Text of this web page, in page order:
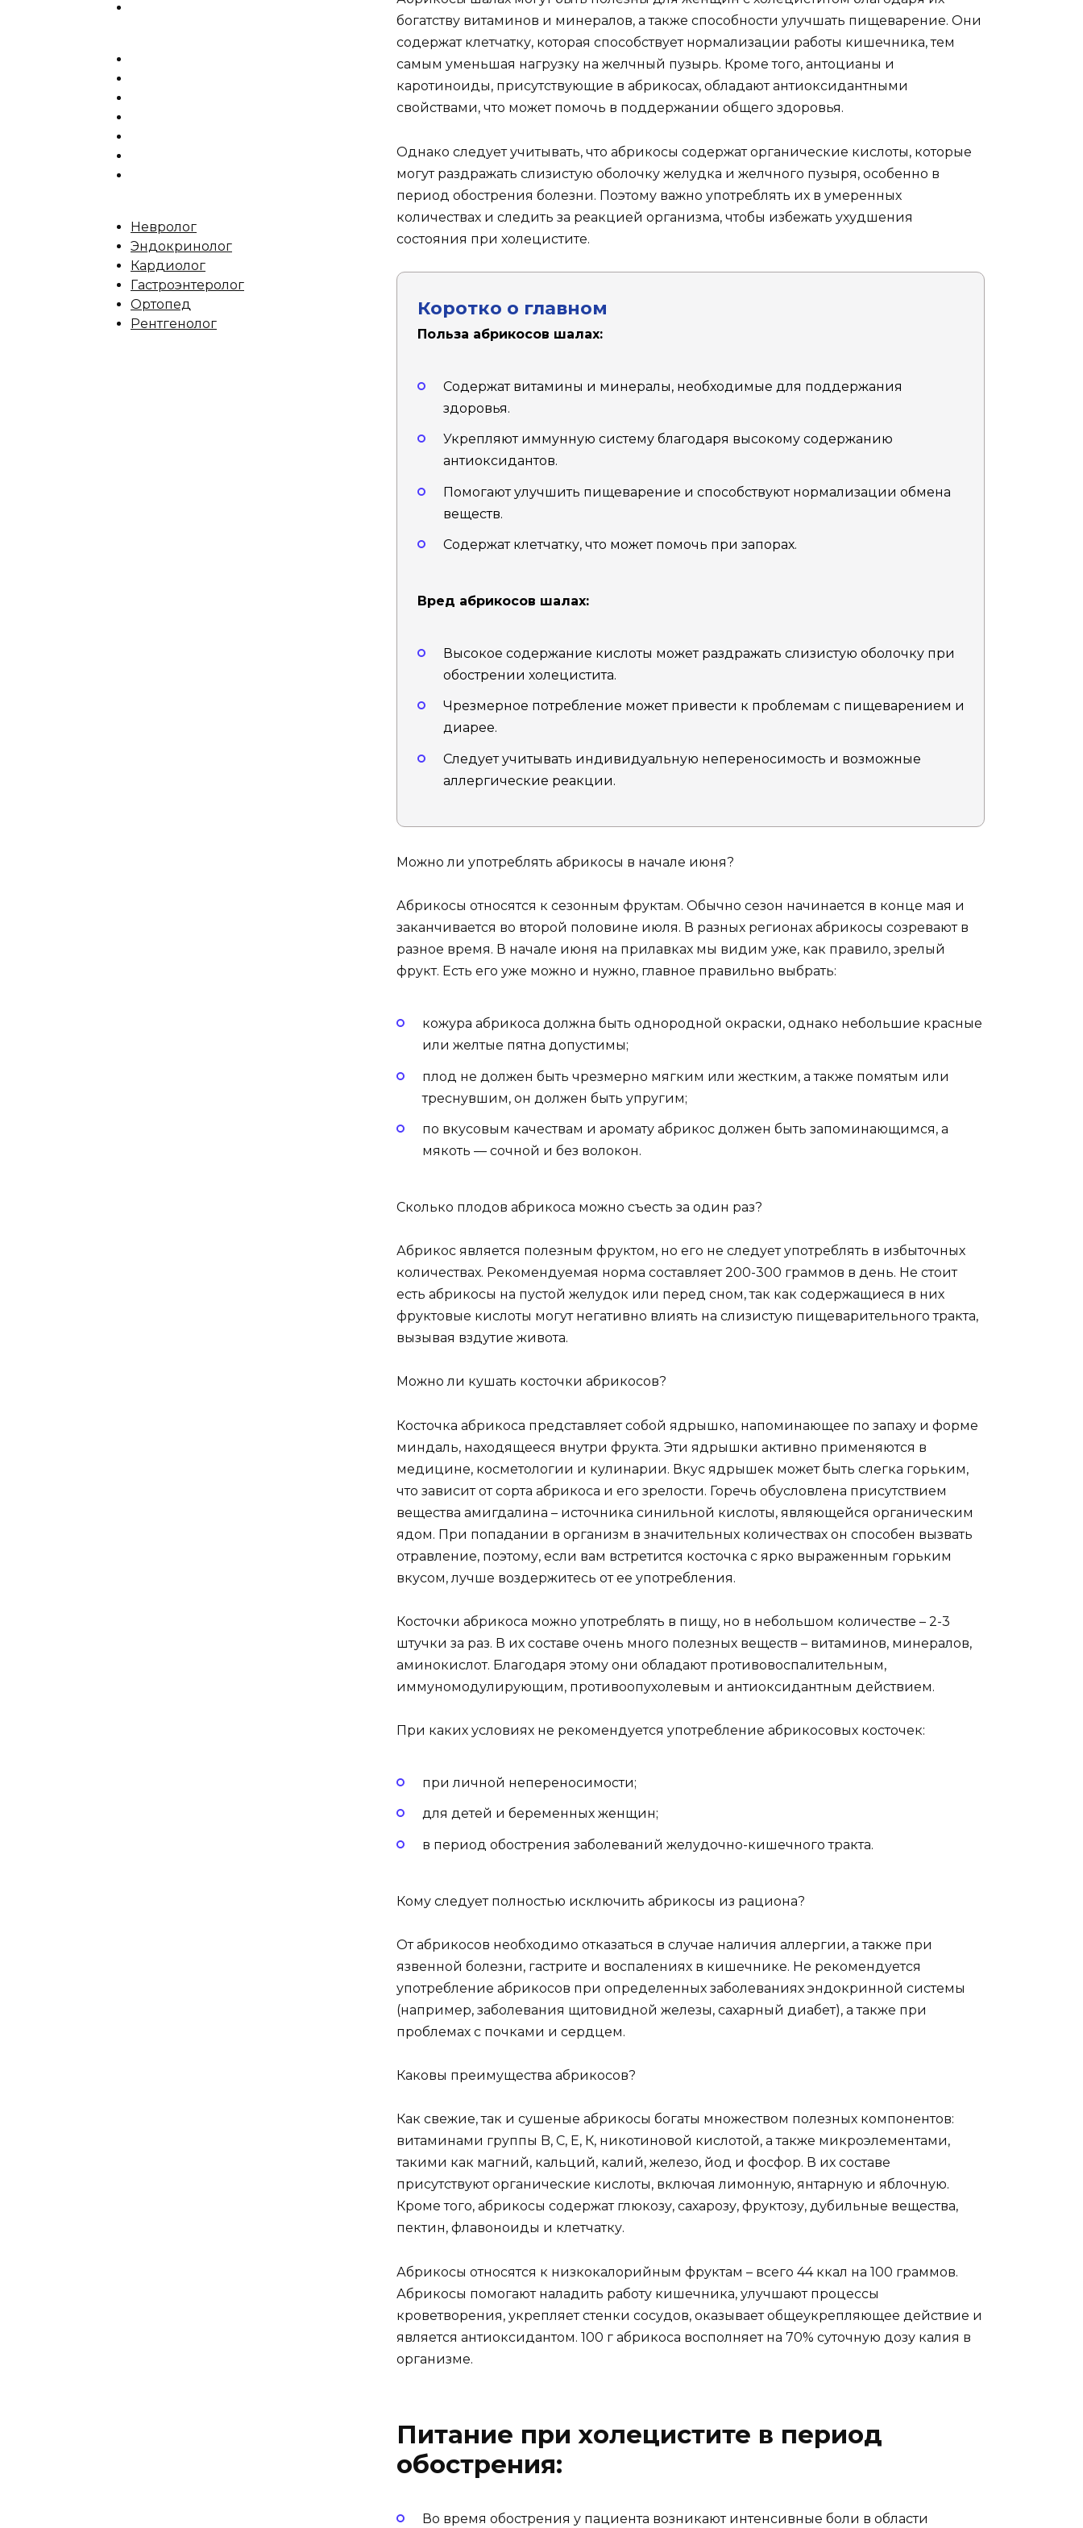
богатству витаминов и минералов, а также способности улучшать пищеварение. Они
содержат клетчатку, которая способствует нормализации работы кишечника, тем
самым уменьшая нагрузку на желчный пузырь. Кроме того, антоцианы и
каротиноиды, присутствующие в абрикосах, обладают антиоксидантными
свойствами, что может помочь в поддержании общего здоровья.
Однако следует учитывать, что абрикосы содержат органические кислоты, которые
могут раздражать слизистую оболочку желудка и желчного пузыря, особенно в
период обострения болезни. Поэтому важно употреблять их в умеренных
количествах и следить за реакцией организма, чтобы избежать ухудшения
состояния при холецистите.
Коротко о главном
Польза абрикосов шалах:
Содержат витамины и минералы, необходимые для поддержания
здоровья.
Укрепляют иммунную систему благодаря высокому содержанию
антиоксидантов.
Помогают улучшить пищеварение и способствуют нормализации обмена
веществ.
Содержат клетчатку, что может помочь при запорах.
Вред абрикосов шалах:
Высокое содержание кислоты может раздражать слизистую оболочку при
обострении холецистита.
Чрезмерное потребление может привести к проблемам с пищеварением и
диарее.
Следует учитывать индивидуальную непереносимость и возможные
аллергические реакции.
Можно ли употреблять абрикосы в начале июня?
Абрикосы относятся к сезонным фруктам. Обычно сезон начинается в конце мая и
заканчивается во второй половине июля. В разных регионах абрикосы созревают в
разное время. В начале июня на прилавках мы видим уже, как правило, зрелый
фрукт. Есть его уже можно и нужно, главное правильно выбрать:
кожура абрикоса должна быть однородной окраски, однако небольшие красные
или желтые пятна допустимы;
плод не должен быть чрезмерно мягким или жестким, а также помятым или
треснувшим, он должен быть упругим;
по вкусовым качествам и аромату абрикос должен быть запоминающимся, а
мякоть — сочной и без волокон.
Сколько плодов абрикоса можно съесть за один раз?
Абрикос является полезным фруктом, но его не следует употреблять в избыточных
количествах. Рекомендуемая норма составляет 200-300 граммов в день. Не стоит
есть абрикосы на пустой желудок или перед сном, так как содержащиеся в них
фруктовые кислоты могут негативно влиять на слизистую пищеварительного тракта,
вызывая вздутие живота.
Можно ли кушать косточки абрикосов?
Косточка абрикоса представляет собой ядрышко, напоминающее по запаху и форме
миндаль, находящееся внутри фрукта. Эти ядрышки активно применяются в
медицине, косметологии и кулинарии. Вкус ядрышек может быть слегка горьким,
что зависит от сорта абрикоса и его зрелости. Горечь обусловлена присутствием
вещества амигдалина – источника синильной кислоты, являющейся органическим
ядом. При попадании в организм в значительных количествах он способен вызвать
отравление, поэтому, если вам встретится косточка с ярко выраженным горьким
вкусом, лучше воздержитесь от ее употребления.
Косточки абрикоса можно употреблять в пищу, но в небольшом количестве – 2-3
штучки за раз. В их составе очень много полезных веществ – витаминов, минералов,
аминокислот. Благодаря этому они обладают противовоспалительным,
иммуномодулирующим, противоопухолевым и антиоксидантным действием.
При каких условиях не рекомендуется употребление абрикосовых косточек:
при личной непереносимости;
для детей и беременных женщин;
в период обострения заболеваний желудочно-кишечного тракта.
Кому следует полностью исключить абрикосы из рациона?
От абрикосов необходимо отказаться в случае наличия аллергии, а также при
язвенной болезни, гастрите и воспалениях в кишечнике. Не рекомендуется
употребление абрикосов при определенных заболеваниях эндокринной системы
(например, заболевания щитовидной железы, сахарный диабет), а также при
проблемах с почками и сердцем.
Каковы преимущества абрикосов?
Как свежие, так и сушеные абрикосы богаты множеством полезных компонентов:
витаминами группы B, С, Е, К, никотиновой кислотой, а также микроэлементами,
такими как магний, кальций, калий, железо, йод и фосфор. В их составе
присутствуют органические кислоты, включая лимонную, янтарную и яблочную.
Кроме того, абрикосы содержат глюкозу, сахарозу, фруктозу, дубильные вещества,
пектин, флавоноиды и клетчатку.
Абрикосы относятся к низкокалорийным фруктам – всего 44 ккал на 100 граммов.
Абрикосы помогают наладить работу кишечника, улучшают процессы
кроветворения, укрепляет стенки сосудов, оказывает общеукрепляющее действие и
является антиоксидантом. 100 г абрикоса восполняет на 70% суточную дозу калия в
организме.
Питание при холецистите в период
обострения:
Во время обострения у пациента возникают интенсивные боли в области
Невролог
Эндокринолог
Кардиолог
Гастроэнтеролог
Ортопед
Рентгенолог